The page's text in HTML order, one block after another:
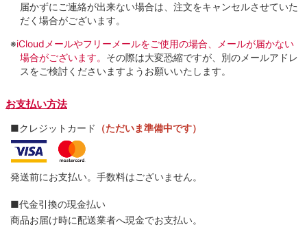
届かずにご連絡が出来ない場合は、注文をキャンセルさせていた
だく場合がございます。
※iCloudメールやフリーメールをご使用の場合、メールが届かない
場合がございます。 その際は大変恐縮ですが、別のメールアドレ
スをご検討くださいますようお願いいたします。
お支払い方法
■クレジットカード （ただいま準備中です）
発送前にお支払い。手数料はございません。
■代金引換の現金払い
商品お届け時に配送業者へ現金でお支払い。